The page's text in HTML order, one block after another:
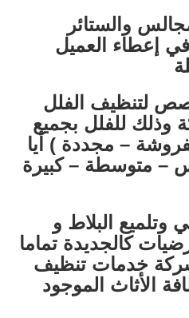
والستائر
إعطاء العميل
لتنظيف الفلل
وذلك للفلل بجميع
– مجددة ) أيا
– متوسطة – كبيرة
وتلميع البلاط و
كالجديدة تماما
خدمات تنظيف
الأثاث الموجود